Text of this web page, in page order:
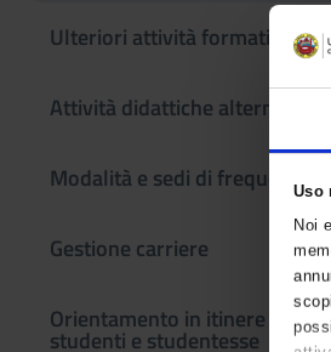
Uso
Noi e
Ulteriori attività formative
Attività didattiche alternative
Modalità e sedi di frequenza
Gestione carriere
Orientamento in itinere per
studenti e studentesse